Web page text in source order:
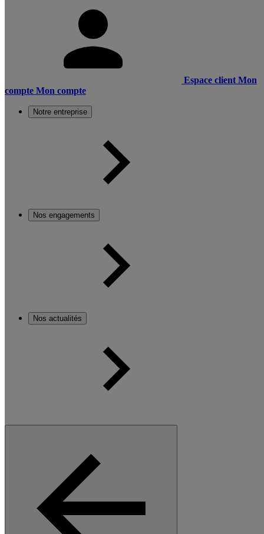
Espace client Mon
compte Mon compte
Notre entreprise
Nos engagements
Nos actualités